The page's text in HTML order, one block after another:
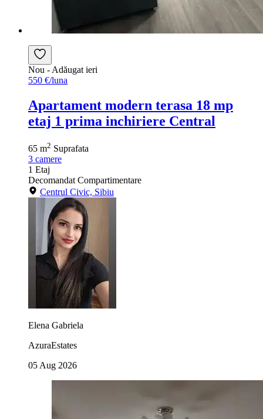
Nou - Adăugat ieri
550 €/luna
Apartament modern terasa 18 mp
etaj 1 prima inchiriere Central
65 m2 Suprafata
3 camere
1 Etaj
Decomandat Compartimentare
Centrul Civic, Sibiu
Elena Gabriela
AzuraEstates
05 Aug 2026